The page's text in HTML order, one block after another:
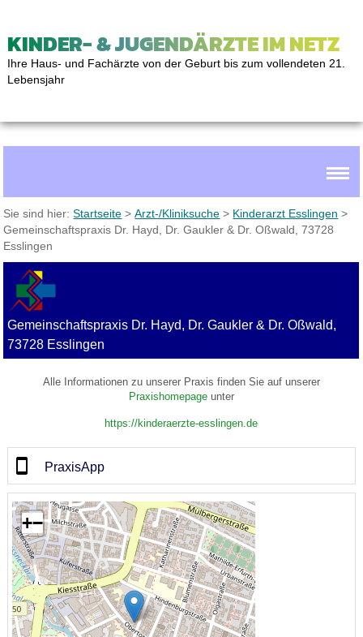
KINDER- & JUGENDÄRZTE IM NETZ
Ihre Haus- und Fachärzte von der Geburt bis zum vollendeten 21.
Lebensjahr
Sie sind hier:Startseite >Arzt-/Kliniksuche > Kinderarzt Esslingen >
Gemeinschaftspraxis Dr. Hayd, Dr. Gaukler & Dr. Oßwald, 73728
Esslingen
Gemeinschaftspraxis Dr. Hayd, Dr. Gaukler & Dr. Oßwald,
73728 Esslingen
Alle Informationen zu unserer Praxis finden Sie auf unserer
Praxishomepageunter
https://kinderaerzte-esslingen.de
PraxisApp
+−